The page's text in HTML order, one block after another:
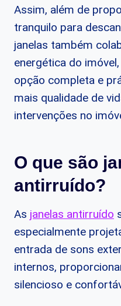
Assim, além de
tranquilo para
janelas também
energética do
opção completa e
mais qualidade de
intervenções no
O que são
antirruído?
As janelas antirruído
especialmente
entrada de sons
internos,
silencioso e